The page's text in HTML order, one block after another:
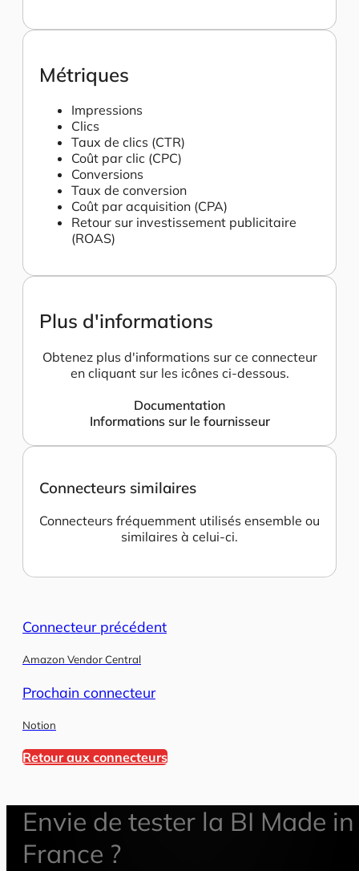
Métriques
Impressions
Clics
Taux de clics (CTR)
Coût par clic (CPC)
Conversions
Taux de conversion
Coût par acquisition (CPA)
Retour sur investissement publicitaire
(ROAS)
Plus d'informations
Obtenez plus d'informations sur ce connecteur
en cliquant sur les icônes ci-dessous.
Documentation
Informations sur le fournisseur
Connecteurs similaires
Connecteurs fréquemment utilisés ensemble ou
similaires à celui-ci.
Connecteur précédent
Amazon Vendor Central
Prochain connecteur
Notion
Retour aux connecteurs
Envie de tester la BI Made in
France ?